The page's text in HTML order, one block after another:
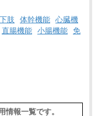
下肢 体幹機能 心臓機
直腸機能 小腸機能 免
情報一覧です。